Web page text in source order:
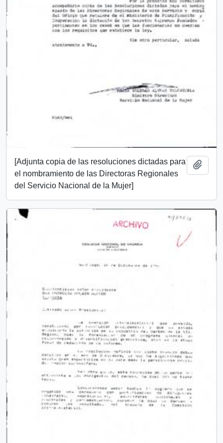
[Adjunta copia de las resoluciones dictadas para
el nombramiento de las Directoras Regionales
del Servicio Nacional de la Mujer]